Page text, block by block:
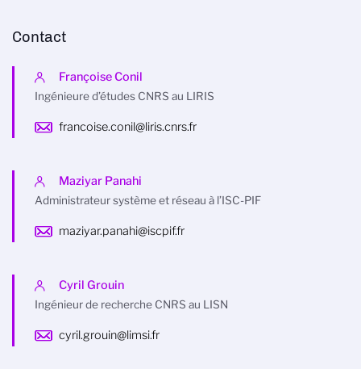
Contact
Françoise Conil
Ingénieure d’études CNRS au LIRIS
francoise.conil@liris.cnrs.fr
Maziyar Panahi
Administrateur système et réseau à l’ISC-PIF
maziyar.panahi@iscpif.fr
Cyril Grouin
Ingénieur de recherche CNRS au LISN
cyril.grouin@limsi.fr